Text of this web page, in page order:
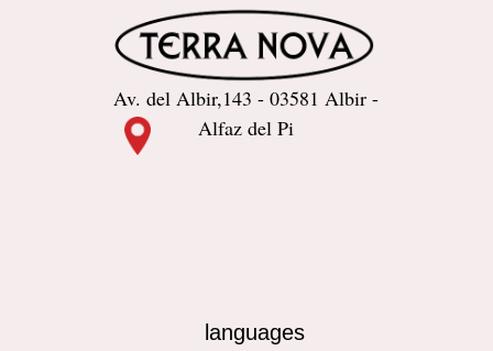
Av. del Albir,143 - 03581 Albir -
Alfaz del Pi
languages